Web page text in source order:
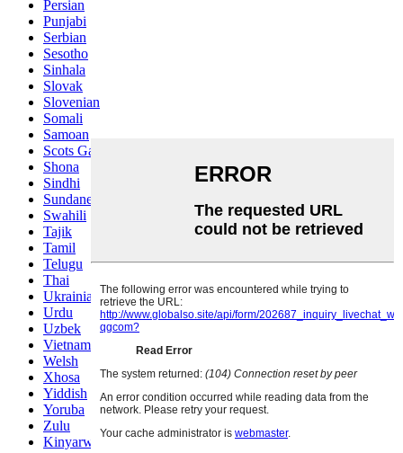
Persian
Punjabi
Serbian
Sesotho
Sinhala
Slovak
Slovenian
Somali
Samoan
Scots Gaelic
Shona
Sindhi
Sundanese
Swahili
Tajik
Tamil
Telugu
Thai
Ukrainian
Urdu
Uzbek
Vietnamese
Welsh
Xhosa
Yiddish
Yoruba
Zulu
Kinyarwanda